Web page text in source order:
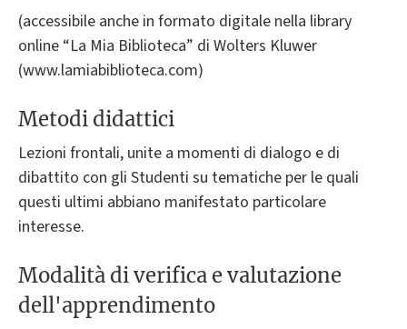
(accessibile anche in formato digitale nella library
online “La Mia Biblioteca” di Wolters Kluwer
(www.lamiabiblioteca.com)
Metodi didattici
Lezioni frontali, unite a momenti di dialogo e di
dibattito con gli Studenti su tematiche per le quali
questi ultimi abbiano manifestato particolare
interesse.
Modalità di verifica e valutazione
dell'apprendimento